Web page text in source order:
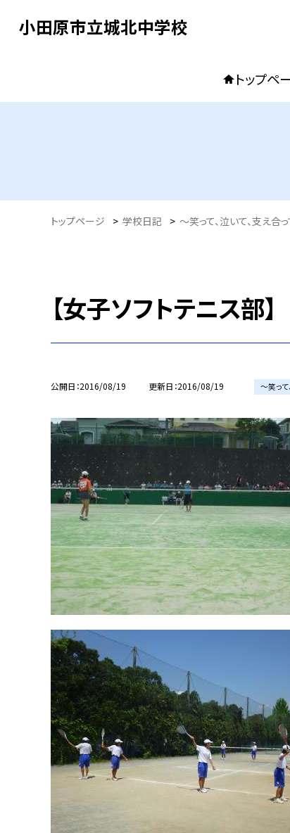
小田原市立城北中学校
トップペ
トップページ > 学校日記 > 〜笑って、泣いて、支え合
【女子ソフトテニス部
公開日 2016/08/19 更新日 2016/08/19 〜笑って